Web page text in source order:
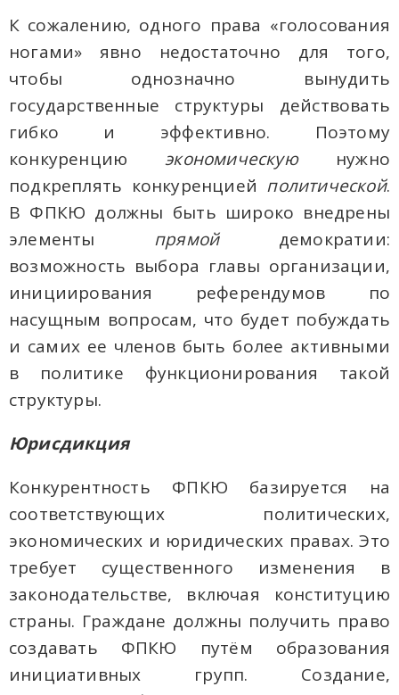
К сожалению, одного права «голосования
ногами» явно недостаточно для того,
чтобы однозначно вынудить
государственные структуры действовать
гибко и эффективно. Поэтому
конкуренциюэкономическуюнужно
подкреплять конкуренцией политической.
В ФПКЮ должны быть широко внедрены
элементы прямойдемократии:
возможность выбора главы организации,
инициирования референдумов по
насущным вопросам, что будет побуждать
и самих ее членов быть более активными
в политике функционирования такой
структуры.
Юрисдикция
Конкурентность ФПКЮ базируется на
соответствующих политических,
экономических и юридических правах. Это
требует существенного изменения в
законодательстве, включая конституцию
страны. Граждане должны получить право
создавать ФПКЮ путём образования
инициативных групп. Создание,